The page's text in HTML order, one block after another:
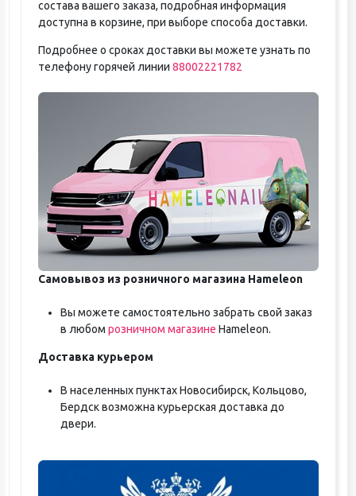
состава вашего заказа, подробная информация
доступна в корзине, при выборе способа доставки.
Подробнее о сроках доставки вы можете узнать по
телефону горячей линии 88002221782
Самовывоз из розничного магазина Hameleon
Вы можете самостоятельно забрать свой заказ
в любом розничном магазине Hameleon.
Доставка курьером
В населенных пунктах Новосибирск, Кольцово,
Бердск возможна курьерская доставка до
двери.